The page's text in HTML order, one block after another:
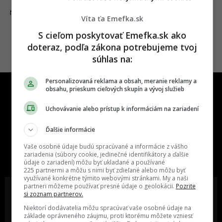
NEWS
slovenskom internete, next time
najzabávnejšie miesto na svete
Oslov reklamou viac ako milión
Vieš o niečom zaujímavom alebo
Víta ťa Emefka.sk
S cieľom poskytovať Emefka.sk ako
doteraz, podľa zákona potrebujeme tvoj
súhlas na:
Personalizovaná reklama a obsah, meranie reklamy a
obsahu, prieskum cieľových skupín a vývoj služieb
Uchovávanie alebo prístup k informáciám na zariadení
Ďalšie informácie
Vaše osobné údaje budú spracúvané a informácie z vášho
zariadenia (súbory cookie, jedinečné identifikátory a ďalšie
údaje o zariadení) môžu byť ukladané a používané
225 partnermi a môžu s nimi byť zdieľané alebo môžu byť
využívané konkrétne týmito webovými stránkami. My a naši
partneri môžeme používať presné údaje o geolokácii. Pozrite
si zoznam partnerov.
Niektorí dodávatelia môžu spracúvať vaše osobné údaje na
základe oprávneného záujmu, proti ktorému môžete vzniesť